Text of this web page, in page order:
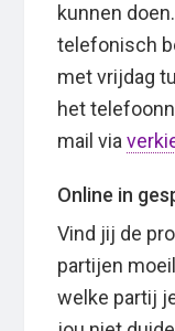
kunnen
telefonisch
met vrijdag
het
mail via
Online in
Vind jij de
partijen
welke partij